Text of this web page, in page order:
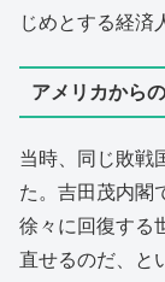
じめとする経済
アメリカから
当時、同じ敗戦
た。吉田茂内閣
徐々に回復する
直せるのだ、と